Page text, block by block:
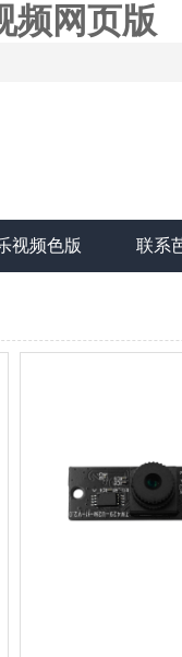
频网页版
视频色版 联系